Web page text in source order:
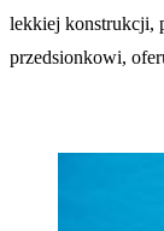
lekkiej konstrukcji,
przedsionkowi,